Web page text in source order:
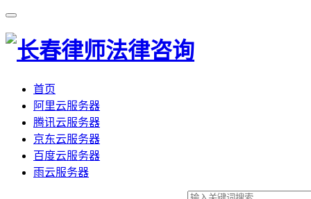
首页
阿里云服务器
腾讯云服务器
京东云服务器
百度云服务器
雨云服务器